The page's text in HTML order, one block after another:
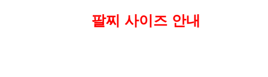
팔찌 사이즈 안내